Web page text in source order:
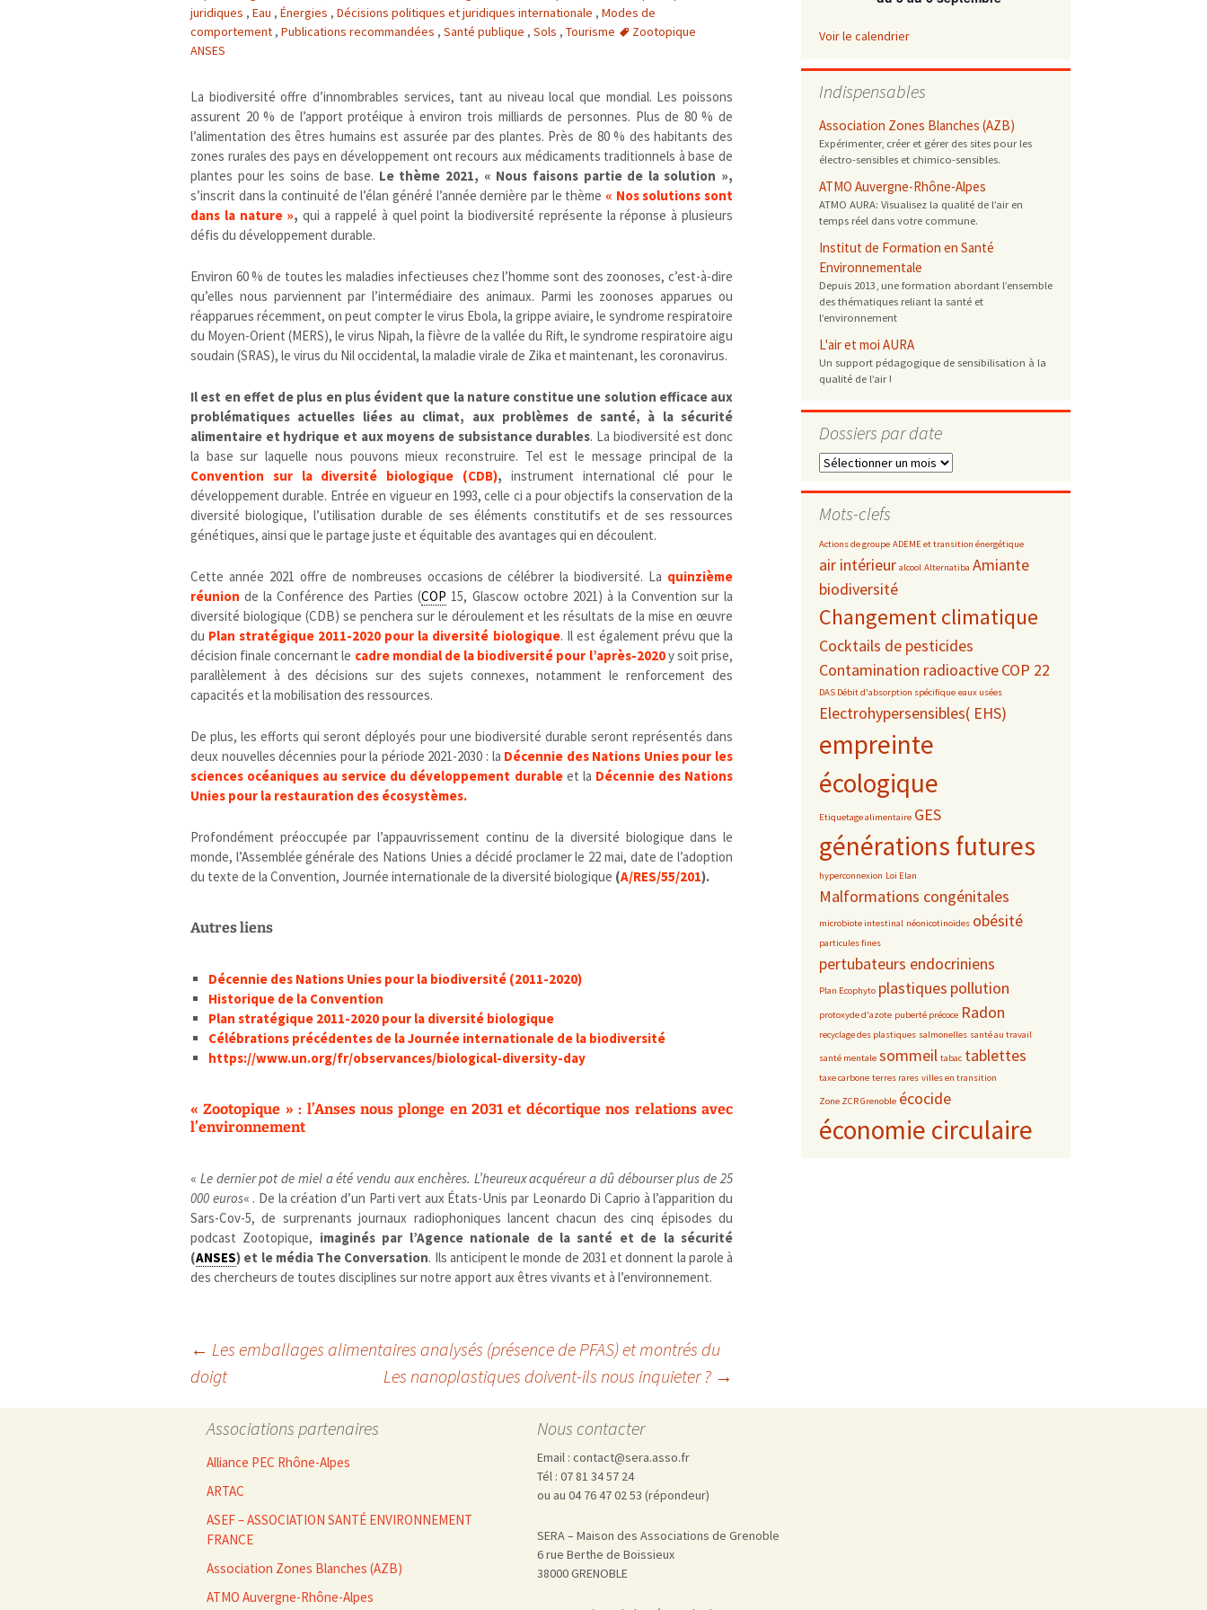
modes de conservation et de cuisson
Biodiversité
Contamination infectieuse
Contaminations chimiques
cancérigène / mutagène / reprotoxique
métaux lourds et autres
PFAS
Déchets
économie circulaire
traitements
Décisions politiques et juridiques
internationale
nationale
Eau
mers et océans
superficielles et souterraines
Énergies
fossiles
renouvelables / transition énergétique
surveillance sanitaire
toxicologique
Logement
Modes de comportement
offre de soins
Pharmacovigilance, produits et
dispositifs de santé, vaccins
Population à risque
adolescents
exposition professionnelle
femmes enceintes / enfants
Personnes agées
Publications recommandées
Rayonnements
ionisants
non ionisants, ondes
réglementaire
Santé publique
Sommeil
Technologies
écrans / jeux vidéos
environnement industriel
nanotechnologies
Tourisme
Transports
juridiques , Eau , Énergies , Décisions politiques et juridiques internationale , Modes de
comportement , Publications recommandées , Santé publique , Sols , Tourisme
Zootopique
ANSES
La biodiversité offre d’innombrables services, tant au niveau local que mondial. Les poissons
assurent 20 % de l’apport protéique à environ trois milliards de personnes. Plus de 80 % de
l’alimentation des êtres humains est assurée par des plantes. Près de 80 % des habitants des
zones rurales des pays en développement ont recours aux médicaments traditionnels à base de
plantes pour les soins de base. Le thème 2021, « Nous faisons partie de la solution »,
s’inscrit dans la continuité de l’élan généré l’année dernière par le thème « Nos solutions sont
dans la nature », qui a rappelé à quel point la biodiversité représente la réponse à plusieurs
défis du développement durable.
Environ 60 % de toutes les maladies infectieuses chez l’homme sont des zoonoses, c’est-à-dire
qu’elles nous parviennent par l’intermédiaire des animaux. Parmi les zoonoses apparues ou
réapparues récemment, on peut compter le virus Ebola, la grippe aviaire, le syndrome respiratoire
du Moyen-Orient (MERS), le virus Nipah, la fièvre de la vallée du Rift, le syndrome respiratoire aigu
soudain (SRAS), le virus du Nil occidental, la maladie virale de Zika et maintenant, les coronavirus.
Il est en effet de plus en plus évident que la nature constitue une solution efficace aux
problématiques actuelles liées au climat, aux problèmes de santé, à la sécurité
alimentaire et hydrique et aux moyens de subsistance durables. La biodiversité est donc
la base sur laquelle nous pouvons mieux reconstruire. Tel est le message principal de la
Convention sur la diversité biologique (CDB), instrument international clé pour le
développement durable. Entrée en vigueur en 1993, celle ci a pour objectifs la conservation de la
diversité biologique, l’utilisation durable de ses éléments constitutifs et de ses ressources
génétiques, ainsi que le partage juste et équitable des avantages qui en découlent.
Cette année 2021 offre de nombreuses occasions de célébrer la biodiversité. La quinzième
réunion de la Conférence des Parties (COP 15, Glascow octobre 2021) à la Convention sur la
diversité biologique (CDB) se penchera sur le déroulement et les résultats de la mise en œuvre
du Plan stratégique 2011-2020 pour la diversité biologique. Il est également prévu que la
décision finale concernant le cadre mondial de la biodiversité pour l’après-2020y soit prise,
parallèlement à des décisions sur des sujets connexes, notamment le renforcement des
capacités et la mobilisation des ressources.
De plus, les efforts qui seront déployés pour une biodiversité durable seront représentés dans
deux nouvelles décennies pour la période 2021-2030 : la Décennie des Nations Unies pour les
sciences océaniques au service du développement durableet la Décennie des Nations
Unies pour la restauration des écosystèmes.
Profondément préoccupée par l’appauvrissement continu de la diversité biologique dans le
monde, l’Assemblée générale des Nations Unies a décidé proclamer le 22 mai, date de l’adoption
du texte de la Convention, Journée internationale de la diversité biologique (A/RES/55/201).
Autres liens
Décennie des Nations Unies pour la biodiversité (2011-2020)
Historique de la Convention
Plan stratégique 2011-2020 pour la diversité biologique
Célébrations précédentes de la Journée internationale de la biodiversité
https://www.un.org/fr/observances/biological-diversity-day
« Zootopique » : l’Anses nous plonge en 2031 et décortique nos relations avec
l’environnement
« Le dernier pot de miel a été vendu aux enchères. L’heureux acquéreur a dû débourser plus de 25
000 euros« . De la création d’un Parti vert aux États-Unis par Leonardo Di Caprio à l’apparition du
Sars-Cov-5, de surprenants journaux radiophoniques lancent chacun des cinq épisodes du
podcast Zootopique, imaginés par l’Agence nationale de la santé et de la sécurité
(ANSES) et le média The Conversation. Ils anticipent le monde de 2031 et donnent la parole à
des chercheurs de toutes disciplines sur notre apport aux êtres vivants et à l’environnement.
Navigation
des
← Les emballages alimentaires analysés (présence de PFAS) et montrés du
doigt
Les nanoplastiques doivent-ils nous inquieter ? →
Voir le calendrier
Indispensables
Association Zones Blanches (AZB)
Expérimenter, créer et gérer des sites pour les
électro-sensibles et chimico-sensibles.
ATMO Auvergne-Rhône-Alpes
ATMO AURA: Visualisez la qualité de l’air en
temps réel dans votre commune.
Institut de Formation en Santé
Environnementale
Depuis 2013, une formation abordant l’ensemble
des thématiques reliant la santé et
l’environnement
L'air et moi AURA
Un support pédagogique de sensibilisation à la
qualité de l’air !
Dossiers par date
Dossiers
date
Mots-clefs
Actions de groupe ADEME et transition énergétique
air intérieur alcool Alternatiba Amiante
biodiversité
Changement climatique
Cocktails de pesticides
Contamination radioactiveCOP 22
DAS Débit d'absorption spécifique eaux usées
Electrohypersensibles( EHS)
empreinte
écologique
Etiquetage alimentaire GES
générations futures
hyperconnexion Loi Elan
Malformations congénitales
microbiote intestinal néonicotinoïdes obésité
particules fines
pertubateurs endocriniens
Plan Ecophyto plastiques pollution
protoxyde d'azote puberté précoce Radon
recyclage des plastiques salmonelles santé au travail
santé mentale sommeil tabac tablettes
taxe carbone terres rares villes en transition
Zone ZCR Grenoble écocide
économie circulaire
Associations partenaires
Alliance PEC Rhône-Alpes
ARTAC
ASEF – ASSOCIATION SANTÉ ENVIRONNEMENT
FRANCE
Association Zones Blanches (AZB)
ATMO Auvergne-Rhône-Alpes
Nous contacter
Email : contact@sera.asso.fr
Tél : 07 81 34 57 24
ou au 04 76 47 02 53 (répondeur)
SERA – Maison des Associations de Grenoble
6 rue Berthe de Boissieux
38000 GRENOBLE